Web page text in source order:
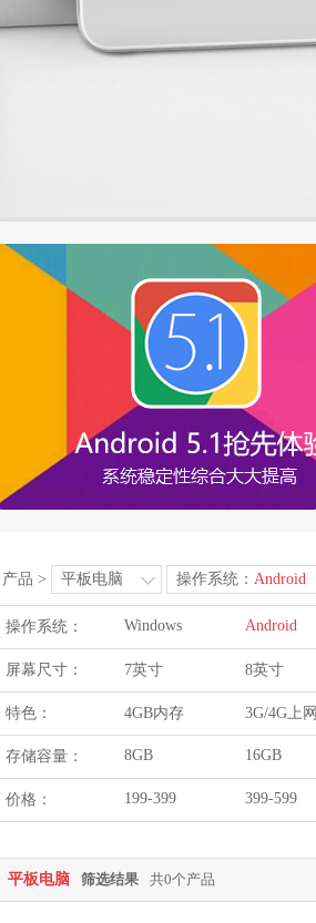
产品 > 平板电脑 操作系统： Android
操作系统： Windows Android
屏幕尺寸： 7英寸 8英寸
特色： 4GB内存 3G/4G上网
存储容量： 8GB 16GB
价格： 199-399 399-599
平板电脑 筛选结果 共0个产品